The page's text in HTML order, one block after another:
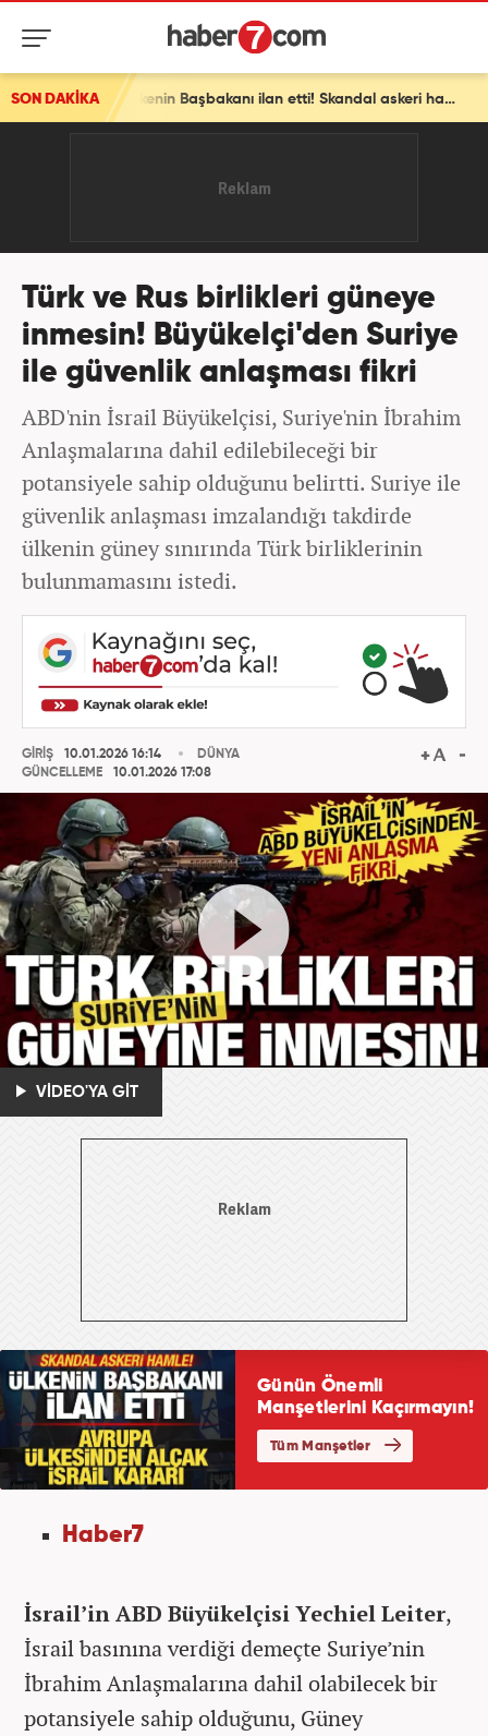
SON DAKİKA Avrupa ülkesinden bomba İsrail kararı! Ülkenin Başbakanı ilan etti! Skandal askeri hamle
Türk ve Rus birlikleri güneye
inmesin! Büyükelçi'den Suriye
ile güvenlik anlaşması fikri
ABD'nin İsrail Büyükelçisi, Suriye'nin İbrahim
Anlaşmalarına dahil edilebileceği bir
potansiyele sahip olduğunu belirtti. Suriye ile
güvenlik anlaşması imzalandığı takdirde
ülkenin güney sınırında Türk birliklerinin
bulunmamasını istedi.
GİRİŞ
10.01.2026 16:14
GÜNCELLEME
10.01.2026 17:08
DÜNYA
VİDEO'YA GİT
Haber7
İsrail’in ABD Büyükelçisi Yechiel Leiter,
İsrail basınına verdiği demeçte Suriye’nin
İbrahim Anlaşmalarına dahil olabilecek bir
potansiyele sahip olduğunu, Güney